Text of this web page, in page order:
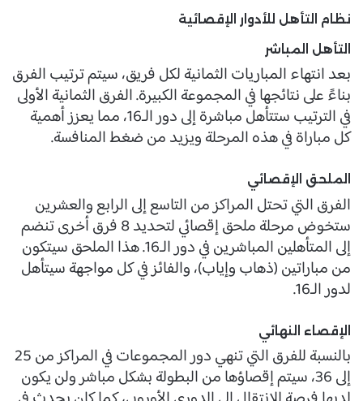
نظام التأهل للأدوار الإقصائية
التأهل المباشر
بعد انتهاء المباريات الثمانية لكل فريق، سيتم ترتيب الفرق
بناءً على نتائجها في المجموعة الكبيرة. الفرق الثمانية الأولى
في الترتيب ستتأهل مباشرة إلى دور الـ16، مما يعزز أهمية
كل مباراة في هذه المرحلة ويزيد من ضغط المنافسة.
الملحق الإقصائي
الفرق التي تحتل المراكز من التاسع إلى الرابع والعشرين
ستخوض مرحلة ملحق إقصائي لتحديد 8 فرق أخرى تنضم
إلى المتأهلين المباشرين في دور الـ16. هذا الملحق سيتكون
من مباراتين (ذهاب وإياب)، والفائز في كل مواجهة سيتأهل
لدور الـ16.
الإقصاء النهائي
بالنسبة للفرق التي تنهي دور المجموعات في المراكز من 25
إلى 36، سيتم إقصاؤها من البطولة بشكل مباشر ولن يكون